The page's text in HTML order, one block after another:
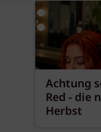
Achtung
Red - die
Herbst